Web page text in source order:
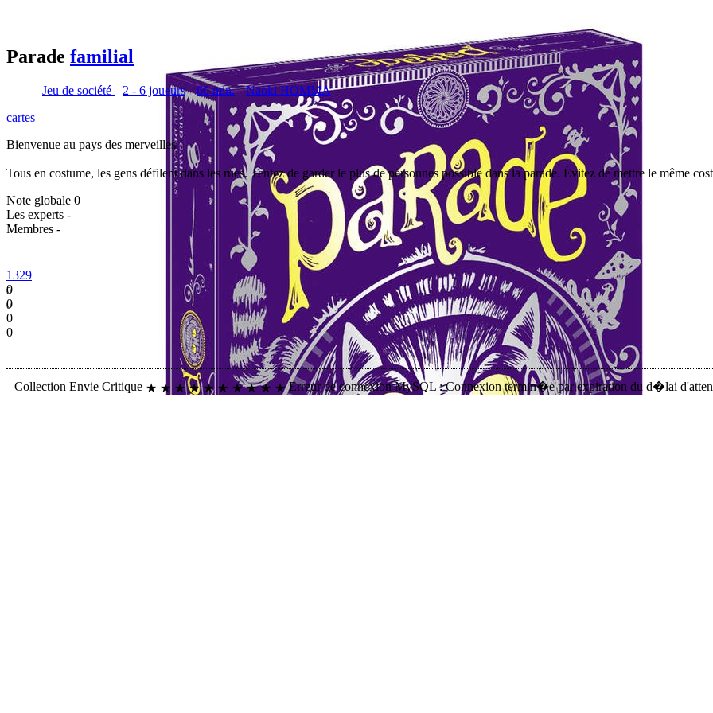
Parade familial
Jeu de société 2 - 6 joueurs 60 min.
Naoki HOMMA
cartes
Bienvenue au pays des merveilles !
Tous en costume, les gens défilent dans les rues. Tentez de garder le plus de personnes possible dans la parade. Évitez de mettre le même
Note globale 0
Les experts -
0
Membres -
0
1329
0
0
0
0
Collection Envie Critique ★ ★ ★ ★ ★ ★ ★ ★ ★ ★ Erreur de connexion MySQL : Connexion termin�e par expiration du d�lai